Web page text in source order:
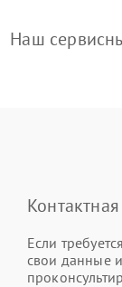
Наш
Если
свои данные